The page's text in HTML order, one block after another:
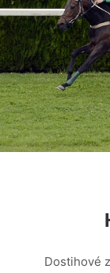
Dostihové